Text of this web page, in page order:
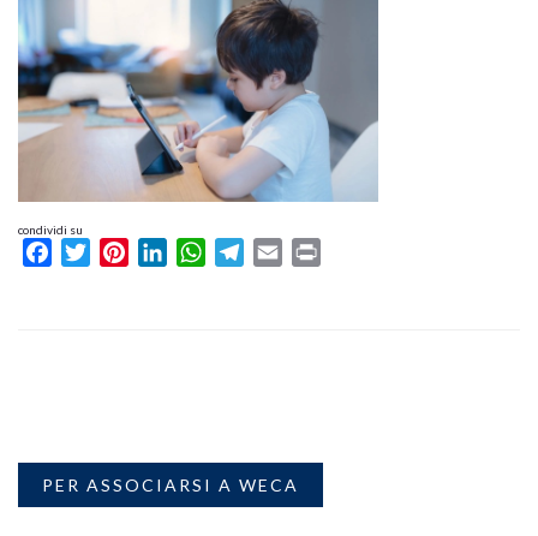
condividi su
FacebookTwitterPinterestLinkedInWhatsAppTelegram
Email
PER ASSOCIARSI A WECA